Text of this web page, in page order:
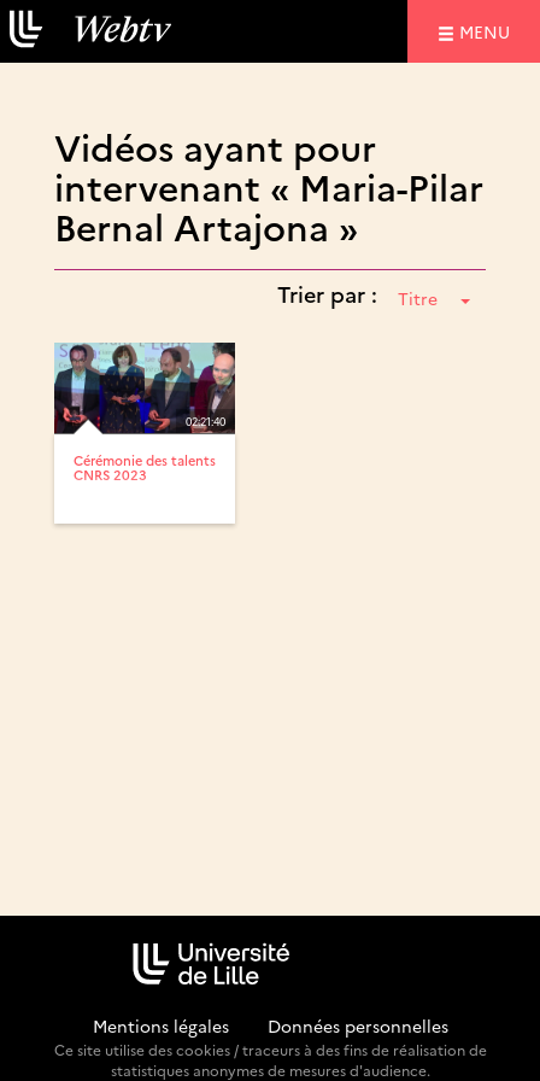
MENU
Vidéos ayant pour
intervenant « Maria-Pilar
Bernal Artajona »
Trier par : Titre
02:21:40
Cérémonie des talents
CNRS 2023
Mentions légales Données personnelles
Ce site utilise des cookies / traceurs à des fins de réalisation de
statistiques anonymes de mesures d'audience.